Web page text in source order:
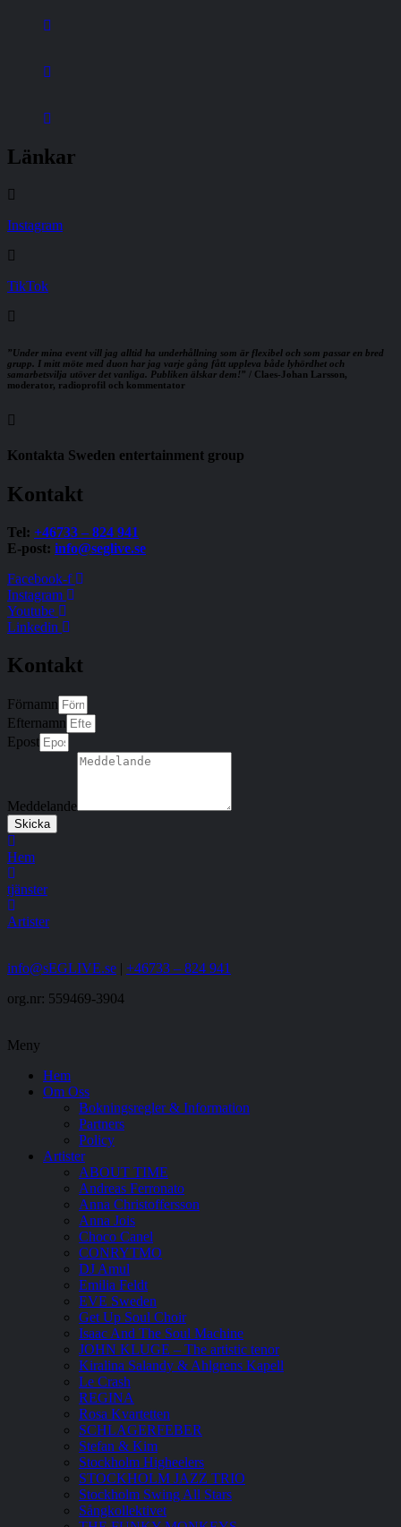
Länkar
Instagram
TikTok
”Under mina event vill jag alltid ha underhållning som är flexibel och som passar en bred
grupp. I mitt möte med duon har jag varje gång fått uppleva både lyhördhet och
samarbetsvilja utöver det vanliga. Publiken älskar dem!” / Claes-Johan Larsson,
moderator, radioprofil och kommentator
Kontakta Sweden entertainment group
Kontakt
Tel: +46733 – 824 941
E-post: info@seglive.se
Facebook-f
Instagram
Youtube
Linkedin
Kontakt
Förnamn
Efternamn
Epost
Meddelande
Skicka
Hem
tjänster
Artister
info@sEGLIVE.se | +46733 – 824 941
org.nr: 559469-3904
Meny
Hem
Om Oss
Bokningsregler & Information
Partners
Policy
Artister
ABOUT TIME
Andreas Ferronato
Anna Christoffersson
Anna Jois
Choco Canel
CONRYTMO
DJ Amul
Emilia Feldt
EVE Sweden
Get Up Soul Choir
Isaac And The Soul Machine
JOHN KLUGE – The artistic tenor
Kiralina Salandy & Ahlgrens Kapell
Le Crash
REGINA
Rosa Kvartetten
SCHLAGERFEBER
Stefan & Kim
Stockholm Higheelers
STOCKHOLM JAZZ TRIO
Stockholm Swing All Stars
Sångkollektivet